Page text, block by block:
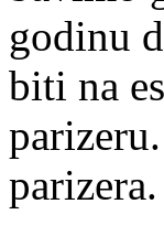
godinu
biti na
parizera.